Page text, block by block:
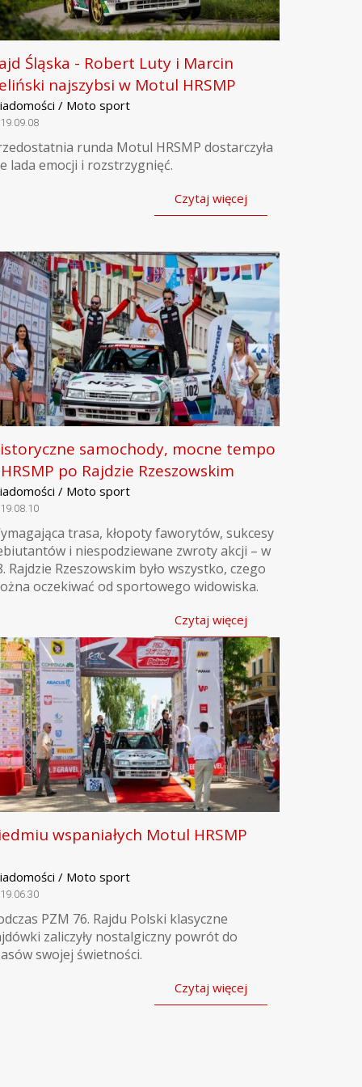
Śląska - Robert Luty i Marcin
najszybsi w Motul HRSMP
/ Moto sport
runda Motul HRSMP dostarczyła
lada emocji i rozstrzygnięć.
Czytaj więcej
samochody, mocne tempo
po Rajdzie Rzeszowskim
/ Moto sport
trasa, kłopoty faworytów, sukcesy
i niespodziewane zwroty akcji – w
Rajdzie Rzeszowskim było wszystko, czego
oczekiwać od sportowego widowiska.
Czytaj więcej
wspaniałych Motul HRSMP
/ Moto sport
PZM 76. Rajdu Polski klasyczne
zaliczyły nostalgiczny powrót do
swojej świetności.
Czytaj więcej